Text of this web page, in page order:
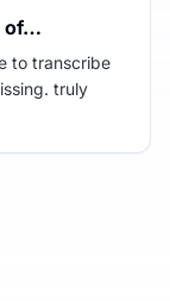
of…
to transcribe
truly